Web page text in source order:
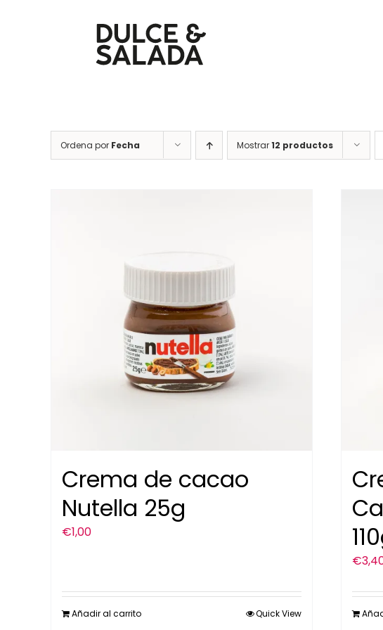
Ordena por Fecha Mostrar12 productos
Crema de cacao
Nutella 25g
€1,00
Añadir al carrito Quick View
€